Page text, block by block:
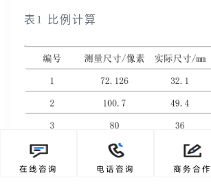
表1 比例计算
在线咨询 电话咨询 商务合作